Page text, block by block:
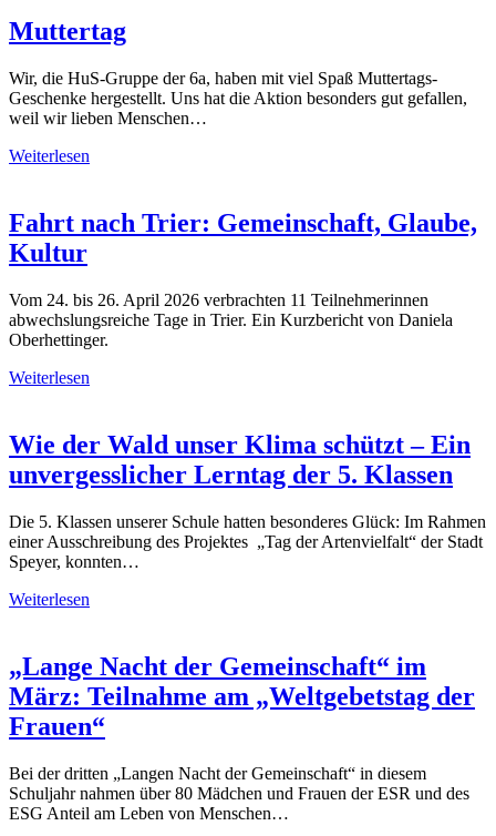
Muttertag
Wir, die HuS-Gruppe der 6a, haben mit viel Spaß Muttertags-
Geschenke hergestellt. Uns hat die Aktion besonders gut gefallen,
weil wir lieben Menschen…
Weiterlesen
Fahrt nach Trier: Gemeinschaft, Glaube,
Kultur
Vom 24. bis 26. April 2026 verbrachten 11 Teilnehmerinnen
abwechslungsreiche Tage in Trier. Ein Kurzbericht von Daniela
Oberhettinger.
Weiterlesen
Wie der Wald unser Klima schützt – Ein
unvergesslicher Lerntag der 5. Klassen
Die 5. Klassen unserer Schule hatten besonderes Glück: Im Rahmen
einer Ausschreibung des Projektes „Tag der Artenvielfalt“ der Stadt
Speyer, konnten…
Weiterlesen
„Lange Nacht der Gemeinschaft“ im
März: Teilnahme am „Weltgebetstag der
Frauen“
Bei der dritten „Langen Nacht der Gemeinschaft“ in diesem
Schuljahr nahmen über 80 Mädchen und Frauen der ESR und des
ESG Anteil am Leben von Menschen…